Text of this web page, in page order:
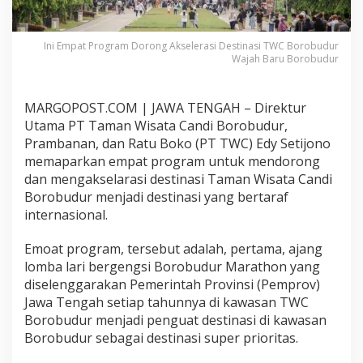
k
s
e
l
s
i
D
e
s
i
s
i
T
W
C
B
o
r
Ini Empat Program Dorong Akselerasi Destinasi TWC Borobudur
Wajah Baru Borobudur
MARGOPOST.COM | JAWA TENGAH – Direktur
Utama PT Taman Wisata Candi Borobudur,
Prambanan, dan Ratu Boko (PT TWC) Edy Setijono
memaparkan empat program untuk mendorong
dan mengakselarasi destinasi Taman Wisata Candi
Borobudur menjadi destinasi yang bertaraf
internasional.
Emoat program, tersebut adalah, pertama, ajang
lomba lari bergengsi Borobudur Marathon yang
diselenggarakan Pemerintah Provinsi (Pemprov)
Jawa Tengah setiap tahunnya di kawasan TWC
Borobudur menjadi penguat destinasi di kawasan
Borobudur sebagai destinasi super prioritas.